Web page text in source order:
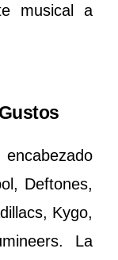
musical a
Deftones,
Kygo,
La